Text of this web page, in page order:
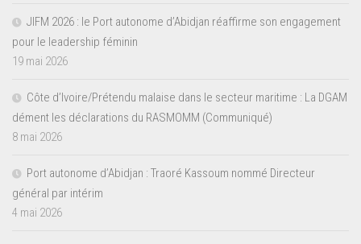
JIFM 2026 : le Port autonome d’Abidjan réaffirme son engagement
pour le leadership féminin
19 mai 2026
Côte d’Ivoire/Prétendu malaise dans le secteur maritime : La DGAM
dément les déclarations du RASMOMM (Communiqué)
8 mai 2026
Port autonome d’Abidjan : Traoré Kassoum nommé Directeur
général par intérim
4 mai 2026